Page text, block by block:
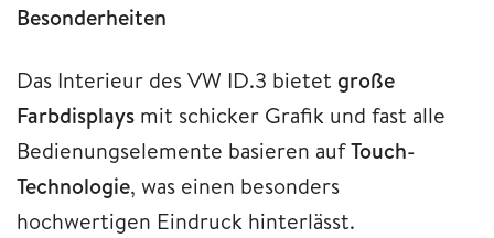
Besonderheiten
Das Interieur des VW ID.3 bietet große
Farbdisplays mit schicker Grafik und fast alle
Bedienungselemente basieren aufTouch-
Technologie, was einen besonders
hochwertigen Eindruck hinterlässt.